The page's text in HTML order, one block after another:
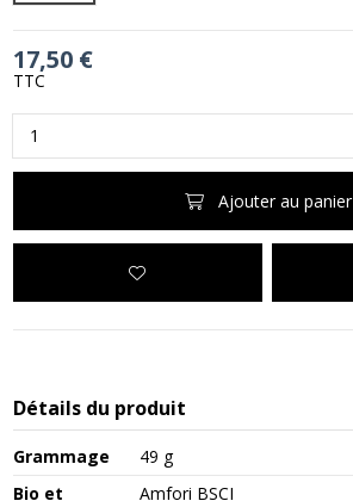
17,50 €
TTC
Ajouter au panier
Détails du produit
Grammage
49 g
Bio et
Amfori BSCI